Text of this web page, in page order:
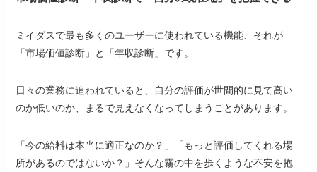
ミイダスで最も多くのユーザーに使われている機能、それが
「市場価値診断」と「年収診断」です。
日々の業務に追われていると、自分の評価が世間的に見て高い
のか低いのか、まるで見えなくなってしまうことがあります。
「今の給料は本当に適正なのか？」「もっと評価してくれる場
所があるのではないか？」そんな霧の中を歩くような不安を抱